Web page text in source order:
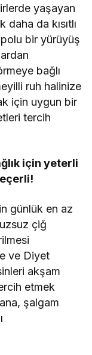
yaşayan
da kısıtlı
bir yürüyüş
bağlı
ruh halinize
için uygun bir
tercih
için yeterli
günlük en az
çiğ
ve Diyet
akşam
etmek
şalgam